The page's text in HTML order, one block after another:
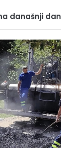
današnji dan